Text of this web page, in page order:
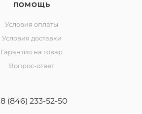
ПОМОЩЬ
Условия оплаты
Условия доставки
Гарантия на товар
Вопрос-ответ
8 (846) 233-52-50